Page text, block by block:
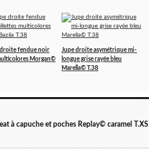
fendue noir
Morgan©
Jupe droite asymétrique mi-
longue grise rayée bleu
Marella© T.38
à capuche et poches Replay© caramel T.XS